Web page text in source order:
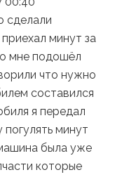
сделали
минут за
мне подошёл
что нужно
составился
я передал
погулять минут
была уже
которые